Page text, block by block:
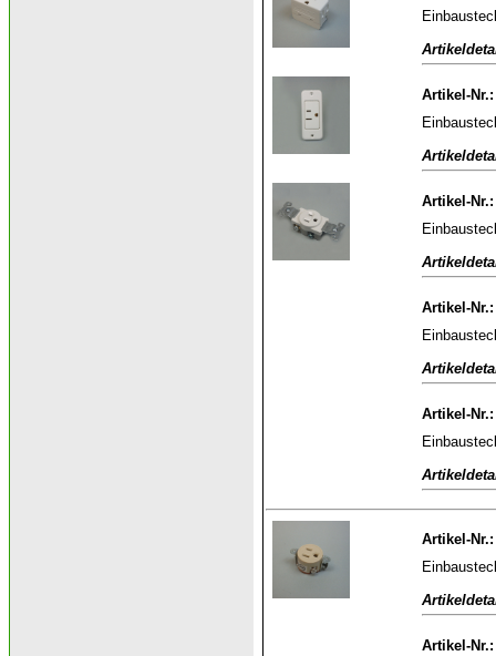
Artikel-Nr.:
Artikel-Nr.:
Artikel-Nr.:
Artikel-Nr.:
Artikel-Nr.:
Artikel-Nr.: